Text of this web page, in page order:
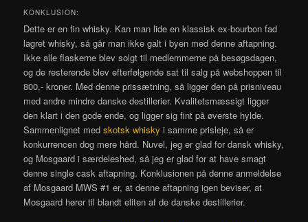
KONKLUSION:
Dette er en fin whisky. Kan man lide en klassisk ex-bourbon fad
lagret whisky, så går man ikke galt i byen med denne aftapning.
Ikke alle flaskerne blev solgt til medlemmerne på besøgsdagen,
og de resterende blev efterfølgende sat til salg på webshoppen til
800,- kroner. Med denne prissætning, så ligger den på prisniveau
med andre mindre danske destillerier. Kvalitetsmæssigt ligger
den klart i den gode ende, og ligger sig fint på øverste hylde.
Sammenlignet medskotsk whisky i samme prisleje, så er
konkurrencen dog mere hård. Nuvel, jeg er glad for dansk whisky,
og Mosgaard i særdeleshed, så jeg er glad for at have smagt
denne single cask aftapning. Konklusionen på denne anmeldelse
af Mosgaard MWS #1 er, at denne aftapning igen beviser, at
Mosgaard hører til blandt eliten af de danske destillerier.